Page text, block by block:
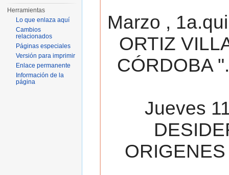
Marzo ,
ORTIZ
CÓRDOBA
Jueves
Herramientas
Lo que enlaza aquí
Cambios
relacionados
Páginas especiales
Versión para imprimir
Enlace permanente
Información de la
página